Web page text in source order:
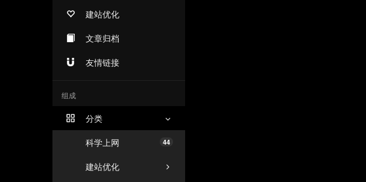
建站优化
文章归档
友情链接
组成
分类
44
科学上网
建站优化